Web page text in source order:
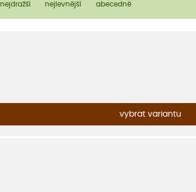
nejdražší nejlevnější abecedně
vybrat variantu